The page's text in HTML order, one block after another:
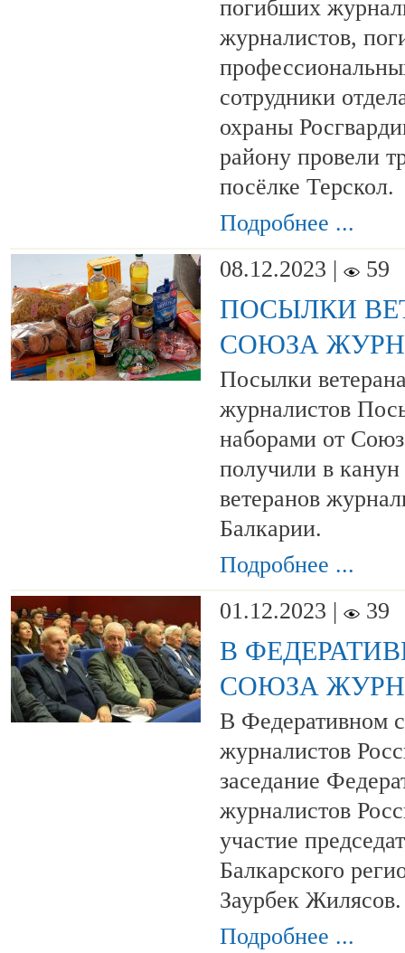
погибших
журналистов,
сотрудники
охраны
району провели
посёлке Терскол.
Подробнее ...
08.12.2023 |
59
ПОСЫЛКИ
СОЮЗА
Посылки
журналистов
наборами от
получили в канун
ветеранов
Балкарии.
Подробнее ...
01.12.2023 |
39
В
СОЮЗА
В Федеративном
журналистов
заседание
журналистов
участие
Балкарского
Заурбек Жилясов.
Подробнее ...